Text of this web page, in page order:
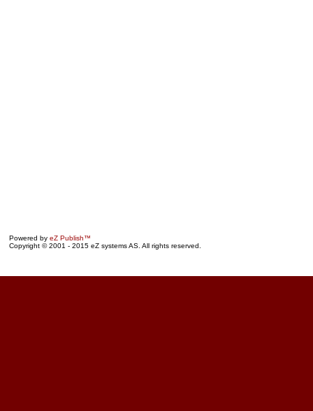
Powered by eZ Publish™
Copyright © 2001 - 2015 eZ systems AS. All rights reserved.